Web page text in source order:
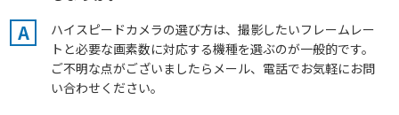
A
ハイスピードカメラの選び方は、撮影したいフレームレー
トと必要な画素数に対応する機種を選ぶのが一般的です。
ご不明な点がございましたらメール、電話でお気軽にお問
い合わせください。